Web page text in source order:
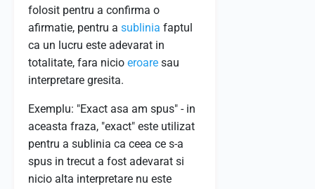
folosit pentru a confirma o
afirmatie, pentru a sublinia faptul
ca un lucru este adevarat in
totalitate, fara nicio eroare sau
interpretare gresita.
Exemplu: "Exact asa am spus" - in
aceasta fraza, "exact" este utilizat
pentru a sublinia ca ceea ce s-a
spus in trecut a fost adevarat si
nicio alta interpretare nu este